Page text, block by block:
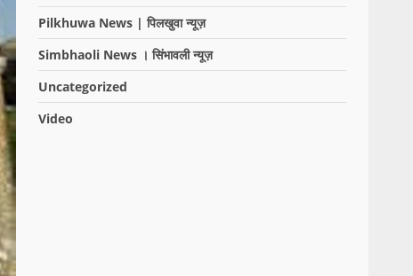
Pilkhuwa News | पिलखुवा न्यूज़
Simbhaoli News । सिंभावली न्यूज़
Uncategorized
Video